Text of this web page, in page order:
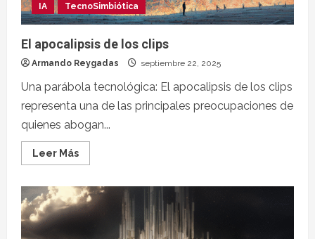
IA TecnoSimbiótica
El apocalipsis de los clips
Armando Reygadas septiembre 22, 2025
Una parábola tecnológica: El apocalipsis de los clips
representa una de las principales preocupaciones de
quienes abogan...
Leer Más